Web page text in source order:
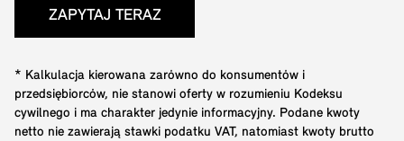
ZAPYTAJ TERAZ
* Kalkulacja kierowana zarówno do konsumentów i
przedsiębiorców, nie stanowi oferty w rozumieniu Kodeksu
cywilnego i ma charakter jedynie informacyjny. Podane kwoty
netto nie zawierają stawki podatku VAT, natomiast kwoty brutto